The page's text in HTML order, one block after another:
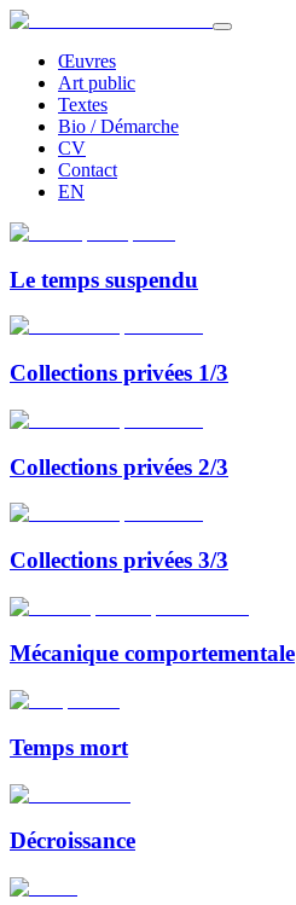
Œuvres
Art public
Textes
Bio / Démarche
CV
Contact
EN
Le temps suspendu
Collections privées 1/3
Collections privées 2/3
Collections privées 3/3
Mécanique comportementale
Temps mort
Décroissance